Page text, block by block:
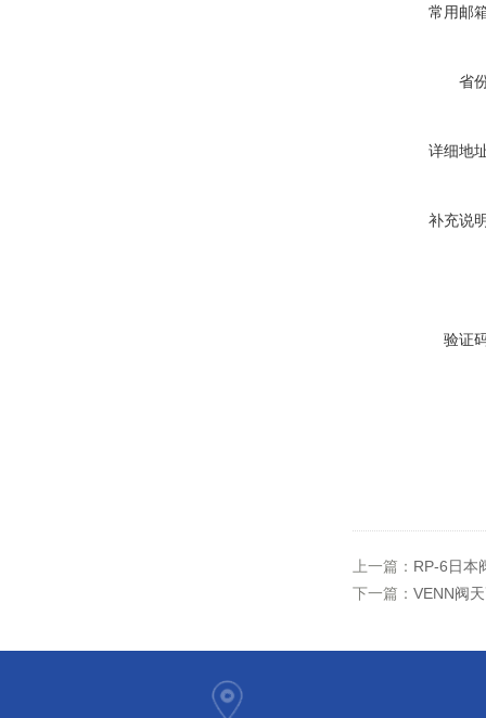
常用邮
省
详细地
补充说
验证
上一篇： RP-6日本
下一篇： VENN阀